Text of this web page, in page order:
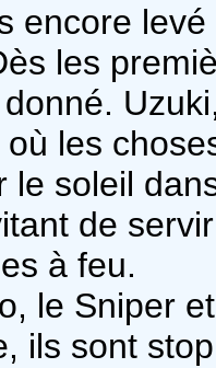
encore
les
les
le soleil
de
à feu.
le Sniper
ils sont